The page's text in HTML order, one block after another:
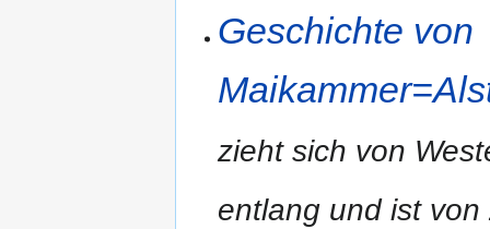
Geschichte von
zieht sich von
entlang und ist